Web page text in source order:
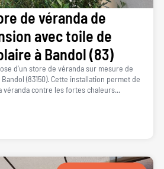
de véranda de
avec toile de
à Bandol (83)
d’un store de véranda sur mesure de
(83150). Cette installation permet de
contre les fortes chaleurs...